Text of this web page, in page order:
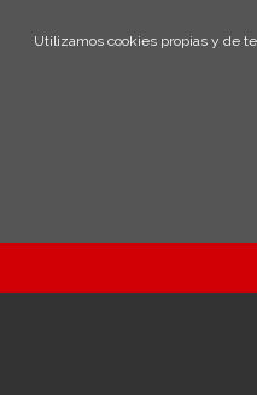
Utilizamos cookies propias y de